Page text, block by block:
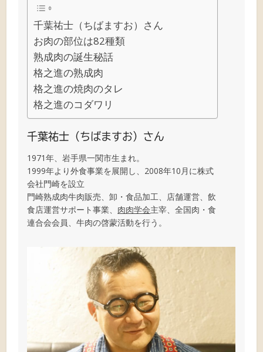
千葉祐士（ちばますお）さん
お肉の部位は82種類
熟成肉の誕生秘話
格之進の熟成肉
格之進の焼肉のタレ
格之進のコダワリ
千葉祐士（ちばますお）さん
1971年、岩手県一関市生まれ。
1999年より外食事業を展開し、2008年10月に株式
会社門崎を設立
門崎熟成肉牛肉販売、卸・食品加工、店舗運営、飲
食店運営サポート事業、 肉肉学会主宰、全国肉・食
連合会会員、牛肉の啓蒙活動を行う。